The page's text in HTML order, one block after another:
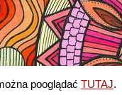
pooglądać TUTAJ.